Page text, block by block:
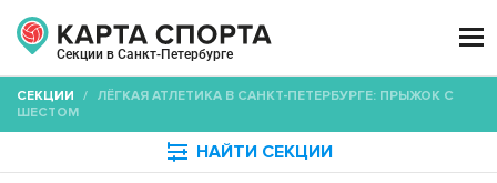
Секции в Санкт-Петербурге

СЕКЦИИ / ЛЁГКАЯ АТЛЕТИКА В САНКТ-ПЕТЕРБУРГЕ: ПРЫЖОК С
ШЕСТОМ
 НАЙТИ СЕКЦИИ